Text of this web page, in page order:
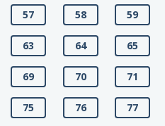
57 58 59
63 64 65
69 70 71
75 76 77